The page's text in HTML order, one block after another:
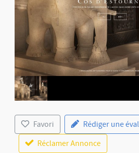
Favori
Rédiger une
Réclamer Annonce